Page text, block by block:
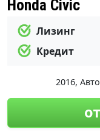
Honda Civic
Лизинг
Кредит
2016,